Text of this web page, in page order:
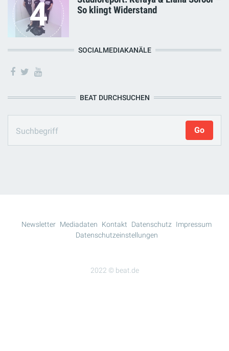
4
So klingt Widerstand
SOCIALMEDIAKANÄLE
BEAT DURCHSUCHEN
2022 © beat.de
Newsletter Mediadaten Kontakt Datenschutz
Impressum
Datenschutzeinstellungen